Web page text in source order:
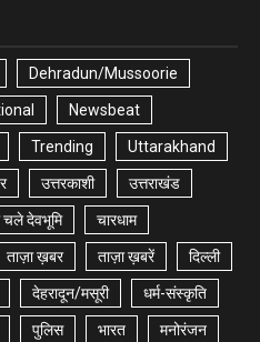
Dehradun/Mussoorie
Newsbeat
Trending Uttarakhand
उत्तरकाशी उत्तराखंड
चले देवभूमि चारधाम
ताज़ा ख़बर ताज़ा ख़बरें दिल्ली
देहरादून/मसूरी धर्म-संस्कृति
पुलिस भारत मनोरंजन